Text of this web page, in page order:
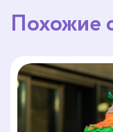
Похожие